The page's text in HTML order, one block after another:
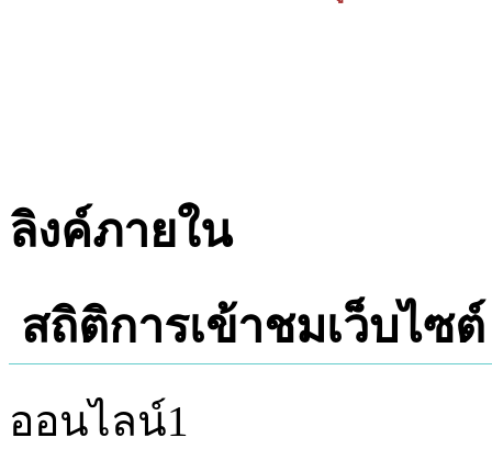
ลิงค์ภายใน
สถิติการเข้าชมเว็บไซต์
ออนไลน์1